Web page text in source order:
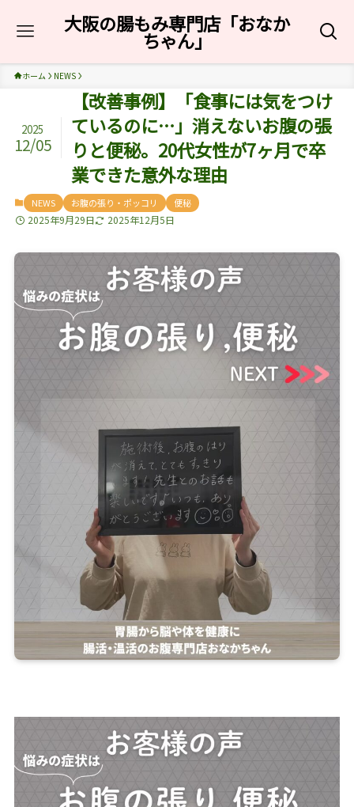
大阪の腸もみ専門店「おなか
ちゃん」
ホーム NEWS
【改善事例】「食事には気をつけ
ているのに…」消えないお腹の張
りと便秘。20代女性が7ヶ月で卒
業できた意外な理由
2025
12/05
NEWS お腹の張り・ポッコリ 便秘
2025年9月29日 2025年12月5日